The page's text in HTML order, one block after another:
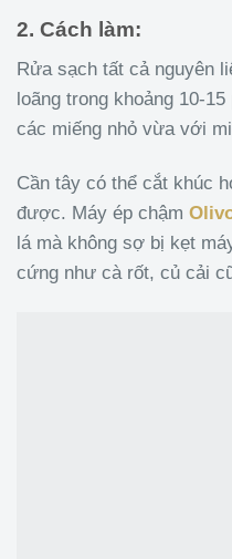
2. Cách làm:
Rửa sạch tất cả nguyên
loãng trong khoảng 10-
các miếng nhỏ vừa với
Cần tây có thể cắt khúc
được. Máy ép chậm
lá mà không sợ bị kẹt
cứng như cà rốt, củ cải